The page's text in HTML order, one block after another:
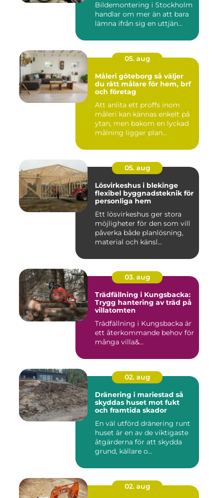
Bildemontering i Stockholm
handlar om mer än att bara
lämna ifrån sig en uttjän...
05. aug
Måleri göteborg så väljer
du rätt målare för hem, brf
och företag
Att anlita ett proffs inom
måleri kan kännas enkelt på
ytan, men bakom en lyckad
målning ligger plan...
05. aug
Lösvirkeshus i blekinge
flexibel byggnadsteknik för
personliga hem
Ett lösvirkeshus ger stora
möjligheter för den som vill
påverka både planlösning,
material och känsl...
03. aug
Trädfällning i Kungsbacka:
Trygg hantering av träd på
villatomten
Trädfällning i Kungsbacka är
ett återkommande behov för
många villa&...
02. aug
Dränering i mariestad så
skyddas huset mot fukt
och framtida skador
En väl utförd dränering runt
huset är en av de viktigaste
åtgärderna för att skydda
grund, källare o...
02. aug